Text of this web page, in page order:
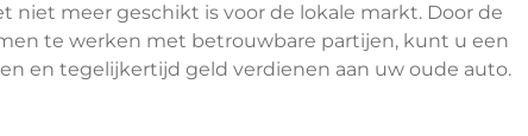
niet meer geschikt is voor de lokale markt. Door de
te werken met betrouwbare partijen, kunt u een
en tegelijkertijd geld verdienen aan uw oude auto.